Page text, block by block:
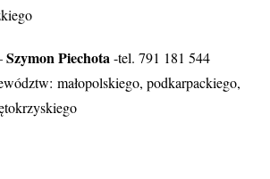
Szymon Piechota-tel. 791 181 544
małopolskiego, podkarpackiego,